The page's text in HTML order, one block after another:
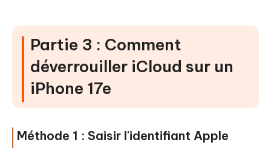
Partie 3 : Comment
déverrouiller iCloud sur un
iPhone 17e
Méthode 1 : Saisir l'identifiant Apple